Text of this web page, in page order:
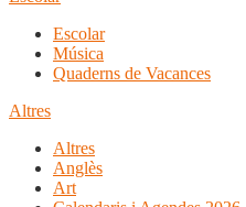
Escolar
Música
Quaderns de Vacances
Altres
Altres
Anglès
Art